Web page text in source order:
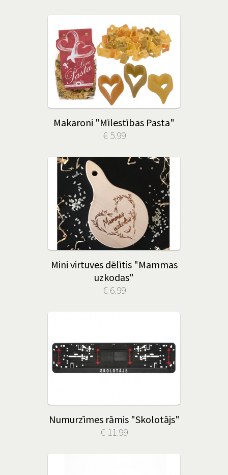
Makaroni "Mīlestības Pasta"
€ 5.99
Mini virtuves dēlītis "Mammas
uzkodas"
€ 6.99
Numurzīmes rāmis "Skolotājs"
€ 11.99